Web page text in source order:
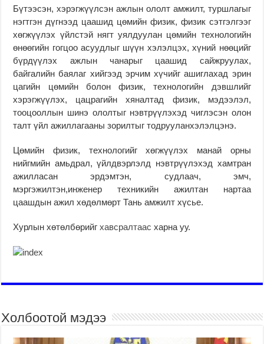
Бүтээсэн, хэрэгжүүлсэн ажлын ололт амжилт, туршлагыг
нэгтгэн дүгнээд цаашид цөмийн физик, физик сэтгэлгээг
хөгжүүлэх үйлстэй нягт уялдуулан цөмийн технологийн
өнөөгийн гогцоо асуудлыг шүүн хэлэлцэх, хүний нөөцийг
бүрдүүлэх ажлын чанарыг цаашид сайжруулах,
байгалийн баялаг хийгээд эрчим хүчийг ашиглахад эрин
цагийн цөмийн болон физик, технологийн дэвшлийг
хэрэгжүүлэх, цацрагийн хяналтад физик, мэдээлэл,
тооцооллын шинэ ололтыг нэвтрүүлэхэд чиглэсэн олон
талт үйл ажиллагааны зорилтыг тодрууланхэлэлцэнэ.
Цөмийн физик, технологийг хөгжүүлэх манай орны
нийгмийн амьдрал, үйлдвэрлэлд нэвтрүүлэхэд хамтран
ажилласан эрдэмтэн, судлаач, эмч,
мэргэжилтэн,инженер техникийн ажилтан нартаа
цаашдын ажил хөдөлмөрт Тань амжилт хүсье.
Хурлын хөтөлбөрийгхавсралтаас харна уу.
Холбоотой мэдээ